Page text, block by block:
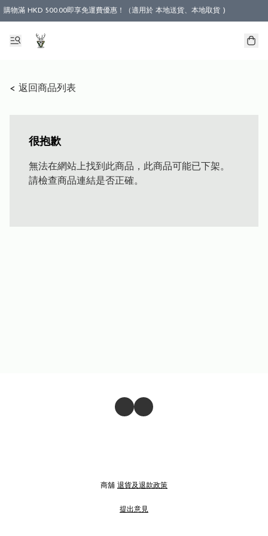
購物滿 HKD 500.00即享免運費優惠！（適用於 本地送貨、本地取貨 )
< 返回商品列表
很抱歉
無法在網站上找到此商品，此商品可能已下架。
請檢查商品連結是否正確。
商舖 退貨及退款政策
提出意見